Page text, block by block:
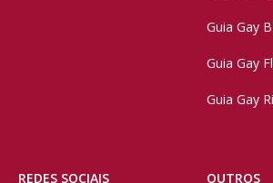
Guia Gay
Guia Gay
Guia Gay
REDES SOCIAIS OUTROS